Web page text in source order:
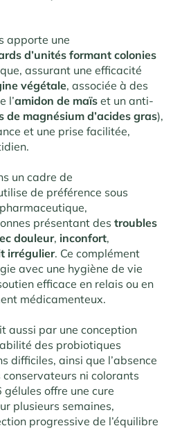
apporte une
d’unités formant colonies
assurant une efficacité
végétale, associée à des
l’amidon de maïs et un anti-
de magnésium d’acides gras),
et une prise facilitée,
un cadre de
de préférence sous
présentant des troubles
douleur, inconfort,
irrégulier. Ce complément
avec une hygiène de vie
efficace en relais ou en
médicamenteux.
aussi par une conception
des probiotiques
difficiles, ainsi que l’absence
ni colorants
offre une cure
plusieurs semaines,
progressive de l’équilibre